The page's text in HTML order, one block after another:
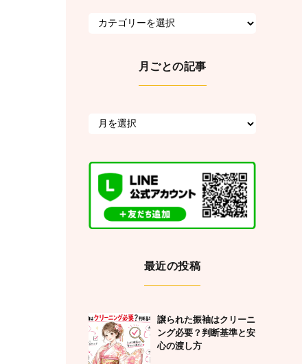
月ごとの記事
最近の投稿
譲られた振袖はクリーニ
ング必要？判断基準と安
心の渡し方